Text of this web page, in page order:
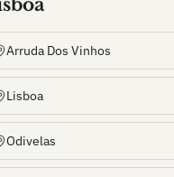
Arruda Dos Vinhos
Lisboa
Odivelas